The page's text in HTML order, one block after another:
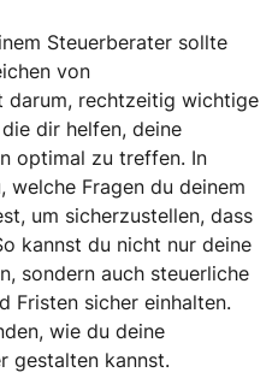
Steuerberater sollte
von
darum, rechtzeitig wichtige
dir helfen, deine
optimal zu treffen. In
Fragen du deinem
um sicherzustellen, dass
kannst du nicht nur deine
sondern auch steuerliche
Fristen sicher einhalten.
wie du deine
gestalten kannst.